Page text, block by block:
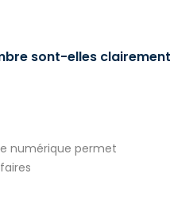
sont-elles clairement
numérique permet